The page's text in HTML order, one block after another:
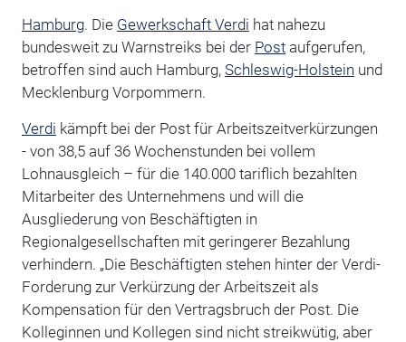
Hamburg. Die Gewerkschaft Verdi hat nahezu
bundesweit zu Warnstreiks bei der Postaufgerufen,
betroffen sind auch Hamburg, Schleswig-Holstein und
Mecklenburg Vorpommern.
Verdi kämpft bei der Post für Arbeitszeitverkürzungen
- von 38,5 auf 36 Wochenstunden bei vollem
Lohnausgleich – für die 140.000 tariflich bezahlten
Mitarbeiter des Unternehmens und will die
Ausgliederung von Beschäftigten in
Regionalgesellschaften mit geringerer Bezahlung
verhindern. „Die Beschäftigten stehen hinter der Verdi-
Forderung zur Verkürzung der Arbeitszeit als
Kompensation für den Vertragsbruch der Post. Die
Kolleginnen und Kollegen sind nicht streikwütig, aber